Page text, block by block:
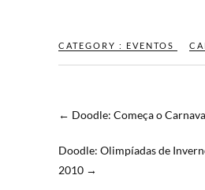
CATEGORY : EVENTOS
← Doodle: Começa o
Doodle: Olimpíadas de
2010 →